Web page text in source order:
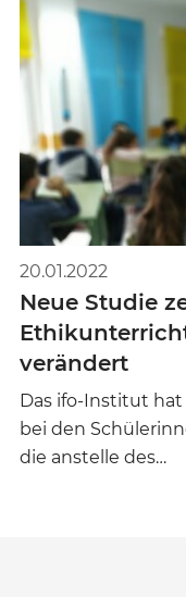
20.01.2022
Neue Studie
verändert
Das ifo-Institut
bei den
die anstelle des…